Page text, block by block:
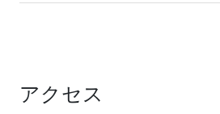
アクセス